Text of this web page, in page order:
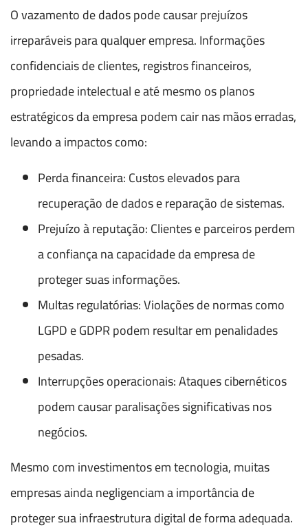
O vazamento de dados pode causar prejuízos
irreparáveis para qualquer empresa. Informações
confidenciais de clientes, registros financeiros,
propriedade intelectual e até mesmo os planos
estratégicos da empresa podem cair nas mãos erradas,
levando a impactos como:
Perda financeira: Custos elevados para
recuperação de dados e reparação de sistemas.
Prejuízo à reputação: Clientes e parceiros perdem
a confiança na capacidade da empresa de
proteger suas informações.
Multas regulatórias: Violações de normas como
LGPD e GDPR podem resultar em penalidades
pesadas.
Interrupções operacionais: Ataques cibernéticos
podem causar paralisações significativas nos
negócios.
Mesmo com investimentos em tecnologia, muitas
empresas ainda negligenciam a importância de
proteger sua infraestrutura digital de forma adequada.